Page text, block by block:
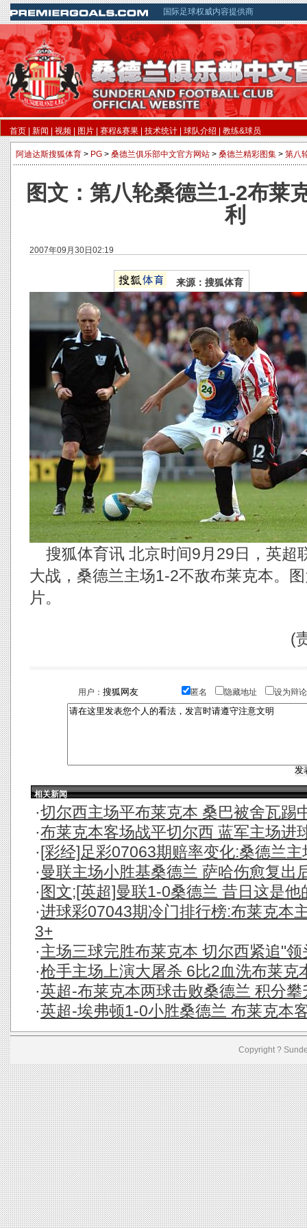
国际足球权威内容提供商
首页 新闻 视频 图片 赛程&赛果 技术统计 球队介绍 教练&球员
阿迪达斯搜狐体育 > PG > 桑德兰俱乐部中文官方网站 > 桑德兰精彩图集 > 第八
图文：第八轮桑德兰1-2布莱
利
2007年09月30日02:19
来源：搜狐体育
搜狐体育讯 北京时间9月29日，英超
大战，桑德兰主场1-2不敌布莱克本。
片。
(
用户： 匿名 隐藏地址 设为辩
相关新闻
·切尔西主场平布莱克本 桑巴被舍瓦踢
·布莱克本客场战平切尔西 蓝军主场进
·[彩经]足彩07063期赔率变化:桑德兰主
·曼联主场小胜基桑德兰 萨哈伤愈复出
· 图文;[英超]曼联1-0桑德兰 昔日这是他
·进球彩07043期冷门排行榜:布莱克本
3+
·主场三球完胜布莱克本 切尔西紧追"领
·枪手主场上演大屠杀 6比2血洗布莱克
·英超-布莱克本两球击败桑德兰 积分攀
·英超-埃弗顿1-0小胜桑德兰 布莱克本
Copyright ?